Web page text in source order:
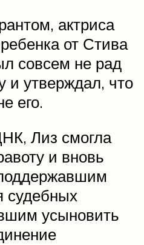
актриса
от Стива
совсем не рад
и утверждал, что
его.
Лиз смогла
и вновь
судебных
усыновить